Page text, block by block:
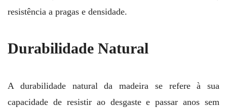
resistência a pragas e densidade.
Durabilidade Natural
A durabilidade natural da madeira se refere à sua
capacidade de resistir ao desgaste e passar anos sem